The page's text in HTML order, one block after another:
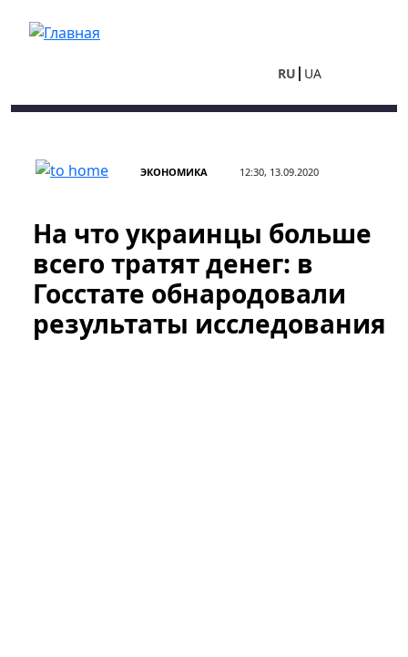
RU UA
ЭКОНОМИКА 12:30, 13.09.2020
На что украинцы больше
всего тратят денег: в
Госстате обнародовали
результаты исследования